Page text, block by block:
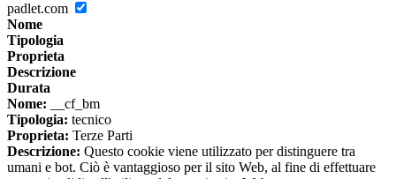
padlet.com
Nome
Tipologia
Proprieta
Descrizione
Durata
Nome: __cf_bm
Tipologia: tecnico
Proprieta: Terze Parti
Descrizione: Questo cookie viene utilizzato per distinguere tra
umani e bot. Ciò è vantaggioso per il sito Web, al fine di effettuare